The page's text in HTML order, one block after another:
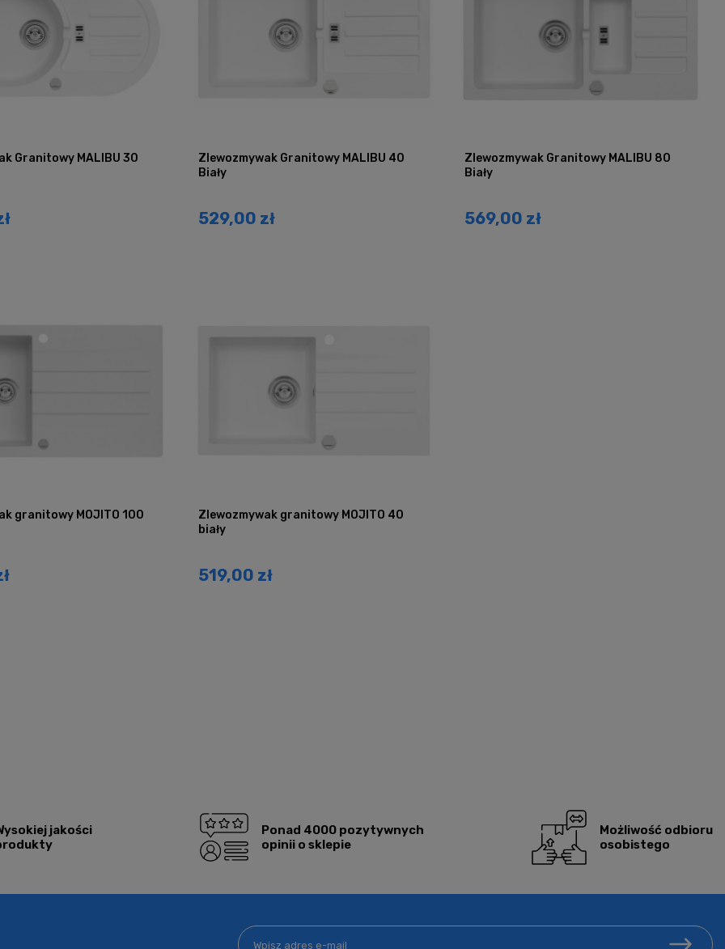
Granitowy MALIBU 30
Zlewozmywak Granitowy MALIBU 40
Biały
529,00 zł
Zlewozmywak Granitowy MALIBU 80
Biały
569,00 zł
granitowy MOJITO 100
Zlewozmywak granitowy MOJITO 40
biały
519,00 zł
jakości
Ponad 4000 pozytywnych
opinii o sklepie
Możliwość odbioru
osobistego